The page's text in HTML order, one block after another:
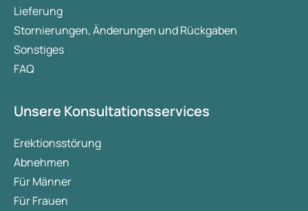
Lieferung
Stornierungen, Änderungen und Rückgaben
Sonstiges
FAQ
Unsere Konsultationsservices
Erektionsstörung
Abnehmen
Für Männer
Für Frauen